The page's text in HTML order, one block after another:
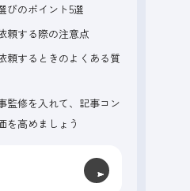
びのポイント5選
頼する際の注意点
頼するときのよくある質
監修を入れて、記事コン
を高めましょう